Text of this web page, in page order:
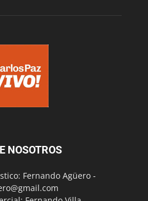
NOSOTROS
Fernando Agüero -